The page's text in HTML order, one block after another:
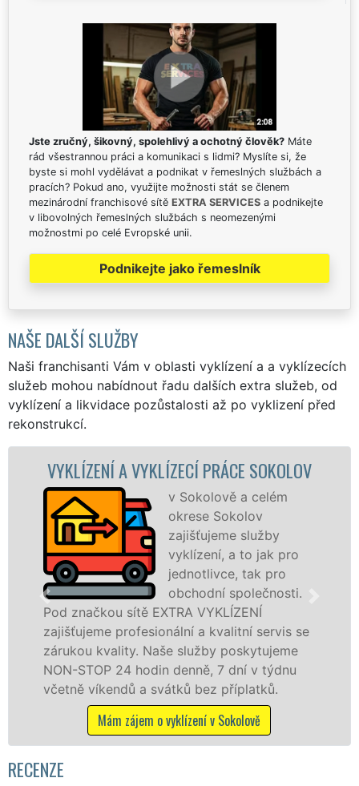
Jste zručný, šikovný, spolehlivý a ochotný člověk? Máte
rád všestrannou práci a komunikaci s lidmi? Myslíte si, že
byste si mohl vydělávat a podnikat v řemeslných službách a
pracích? Pokud ano, využijte možnosti stát se členem
mezinárodní franchisové sítě EXTRA SERVICES a podnikejte
v libovolných řemeslných službách s neomezenými
možnostmi po celé Evropské unii.
Podnikejte jako řemeslník
NAŠE DALŠÍ SLUŽBY
Naši franchisanti Vám v oblasti vyklízení a a vyklízecích
služeb mohou nabídnout řadu dalších extra služeb, od
vyklízení a likvidace pozůstalosti až po vyklizení před
rekonstrukcí.
VYKLÍZECÍ PRÁCE SOKOLOV
v Sokolově a celém
okrese Sokolov
zajišťujeme služby
vyklízení, a to jak pro
jednotlivce, tak pro
obchodní společnosti.
EXTRA VYKLÍZENÍ
a kvalitní servis se
Naše služby poskytujeme
hodin denně, 7 dní v týdnu
a svátků bez příplatků.
o vyklízení v Sokolově
VYKLÍZECÍ
jak fyzickým,
zárukou
STOP bez
RECENZE